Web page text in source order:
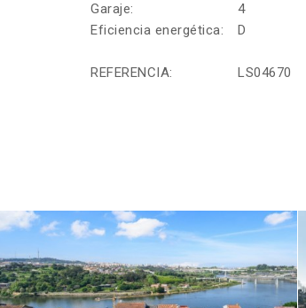
Garaje:
4
Eficiencia energética:
D
REFERENCIA: LS04670